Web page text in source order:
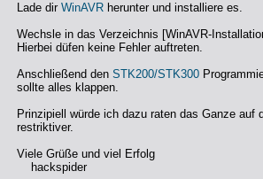
Lade dir WinAVR herunter und installiere es.
Wechsle in das Verzeichnis [WinAVR-
Hierbei düfen keine Fehler auftreten.
Anschließend den STK200/STK300
sollte alles klappen.
Prinzipiell würde ich dazu raten das Ganze
restriktiver.
Viele Grüße und viel Erfolg
hackspider